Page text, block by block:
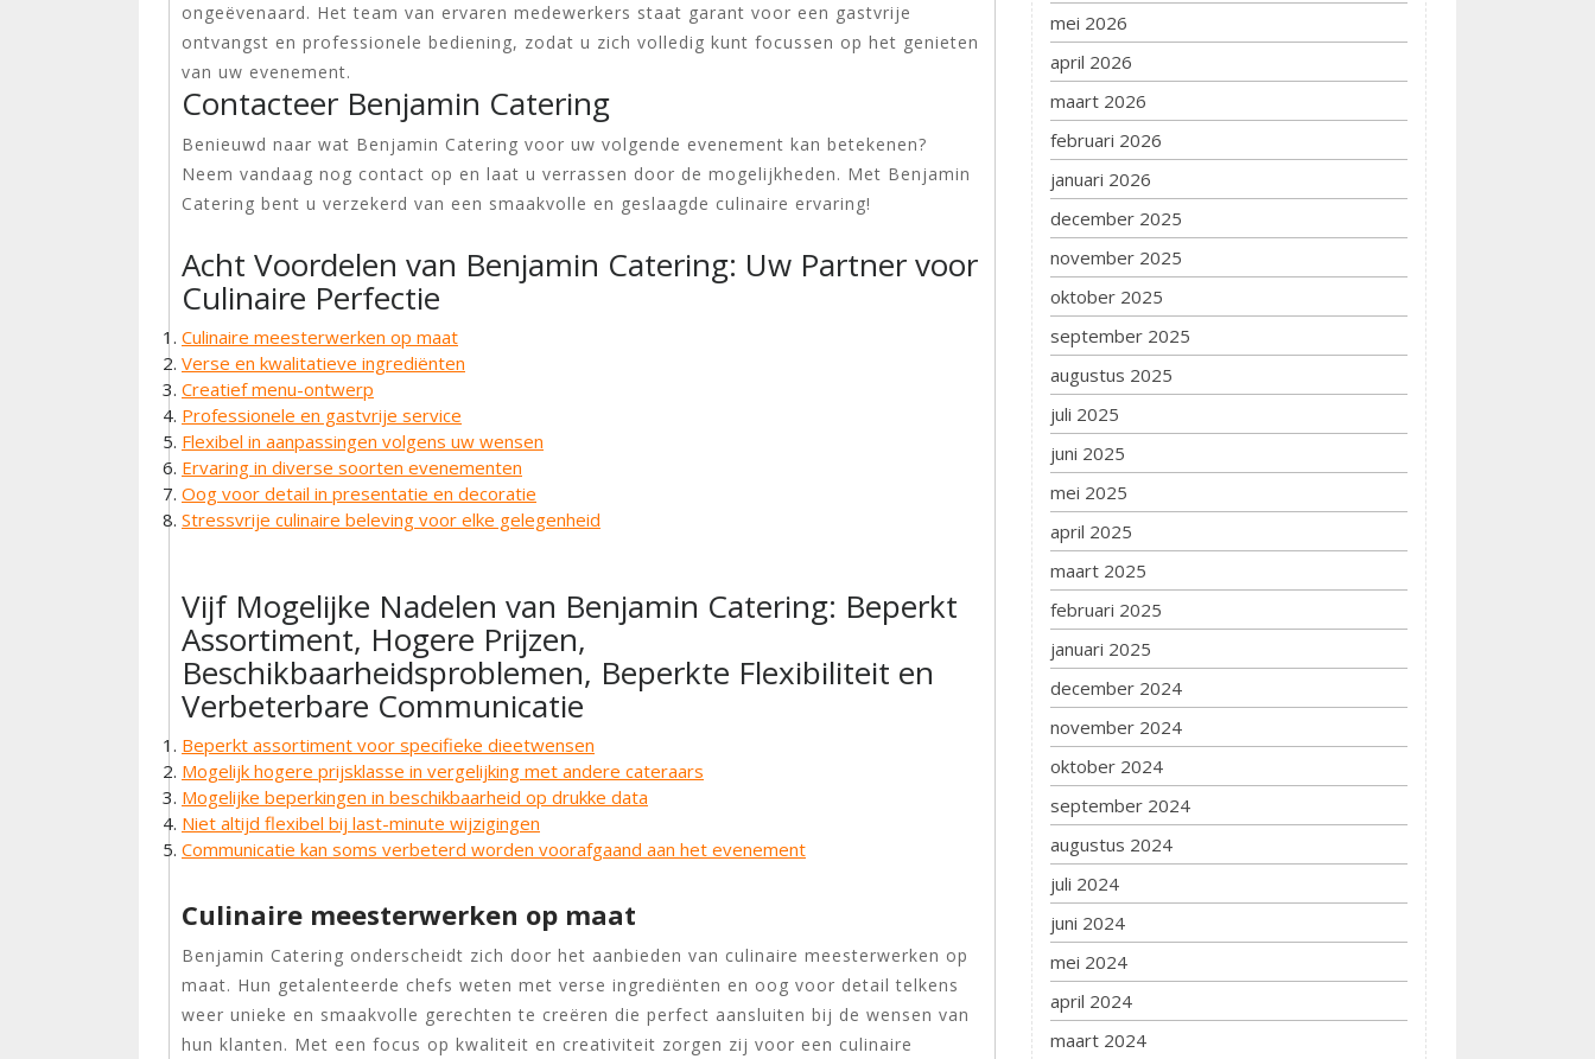
ongeëvenaard. Het team van ervaren medewerkers staat garant voor een gastvrije
ontvangst en professionele bediening, zodat u zich volledig kunt focussen op het genieten
van uw evenement.
Contacteer Benjamin Catering
Benieuwd naar wat Benjamin Catering voor uw volgende evenement kan betekenen?
Neem vandaag nog contact op en laat u verrassen door de mogelijkheden. Met Benjamin
Catering bent u verzekerd van een smaakvolle en geslaagde culinaire ervaring!
Acht Voordelen van Benjamin Catering: Uw Partner voor
Culinaire Perfectie
Culinaire meesterwerken op maat
Verse en kwalitatieve ingrediënten
Creatief menu-ontwerp
Professionele en gastvrije service
Flexibel in aanpassingen volgens uw wensen
Ervaring in diverse soorten evenementen
Oog voor detail in presentatie en decoratie
Stressvrije culinaire beleving voor elke gelegenheid
Vijf Mogelijke Nadelen van Benjamin Catering: Beperkt
Assortiment, Hogere Prijzen,
Beschikbaarheidsproblemen, Beperkte Flexibiliteit en
Verbeterbare Communicatie
Beperkt assortiment voor specifieke dieetwensen
Mogelijk hogere prijsklasse in vergelijking met andere cateraars
Mogelijke beperkingen in beschikbaarheid op drukke data
Niet altijd flexibel bij last-minute wijzigingen
Communicatie kan soms verbeterd worden voorafgaand aan het evenement
Culinaire meesterwerken op maat
Benjamin Catering onderscheidt zich door het aanbieden van culinaire meesterwerken op
maat. Hun getalenteerde chefs weten met verse ingrediënten en oog voor detail telkens
weer unieke en smaakvolle gerechten te creëren die perfect aansluiten bij de wensen van
hun klanten. Met een focus op kwaliteit en creativiteit zorgen zij voor een culinaire
mei 2026
april 2026
maart 2026
februari 2026
januari 2026
december 2025
november 2025
oktober 2025
september 2025
augustus 2025
juli 2025
juni 2025
mei 2025
april 2025
maart 2025
februari 2025
januari 2025
december 2024
november 2024
oktober 2024
september 2024
augustus 2024
juli 2024
juni 2024
mei 2024
april 2024
maart 2024